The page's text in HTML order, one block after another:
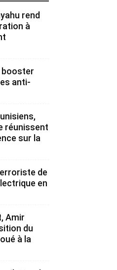
rend
à
booster
anti-
réunissent
sur la
de
en
Amir
du
à la